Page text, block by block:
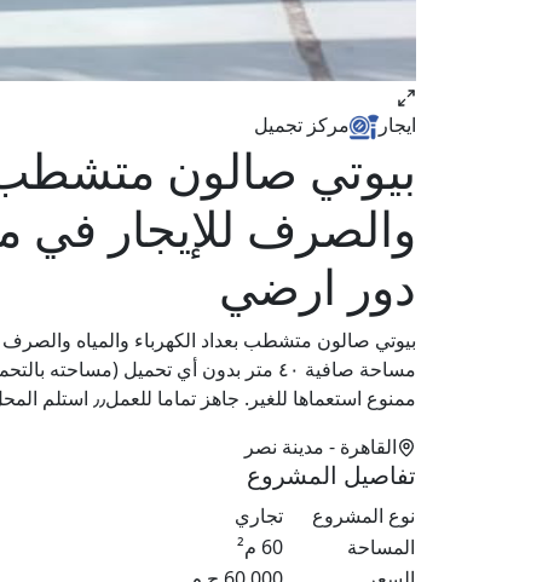
ايجار مركز تجميل
بيوتي صالون متشطب
والصرف للإيجار
دور ارضي
بيوتي صالون متشطب بعداد الكهرباء والمياه
ممنوع استعماها للغير. جاهز تماما للعمل٫٫ استلم المحل متشطب وخد، شهرين، سماح هدية
القاهرة - مدينة نصر
تفاصيل المشروع
نوع المشروع
تجاري
المساحة
60 م²